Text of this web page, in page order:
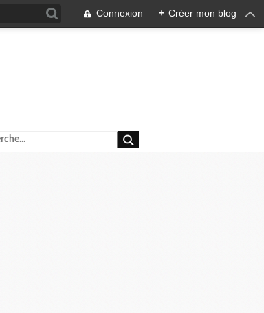
Connexion + Créer mon blog